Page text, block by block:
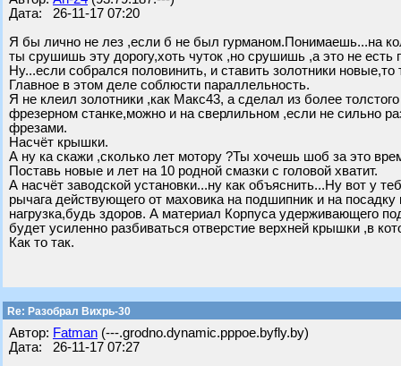
Дата: 26-11-17 07:20
Я бы лично не лез ,если б не был гурманом.Понимаешь...на
ты срушишь эту дорогу,хоть чуток ,но срушишь ,а это не есть
Ну...если собрался половинить, и ставить золотники
Главное в этом деле соблюсти параллельность.
Я не клеил золотники ,как Макс43, а сделал из более
фрезерном станке,можно и на сверлильном ,если не сильно
фрезами.
Насчёт крышки.
А ну ка скажи ,сколько лет мотору ?Ты хочешь шоб за это
Поставь новые и лет на 10 родной смазки с головой хватит.
А насчёт заводской установки...ну как объяснить...Ну вот у
рычага действующего от маховика на подшипник и на
нагрузка,будь здоров. А материал Корпуса удерживающего
будет усиленно разбиваться отверстие верхней крышки ,в
Как то так.
Re: Разобрал Вихрь-30
Автор: Fatman (---.grodno.dynamic.pppoe.byfly.by)
Дата: 26-11-17 07:27